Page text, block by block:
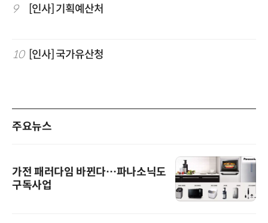
9 [인사] 기획예산처
10 [인사] 국가유산청
주요뉴스
가전 패러다임 바뀐다…파나소닉도
구독사업